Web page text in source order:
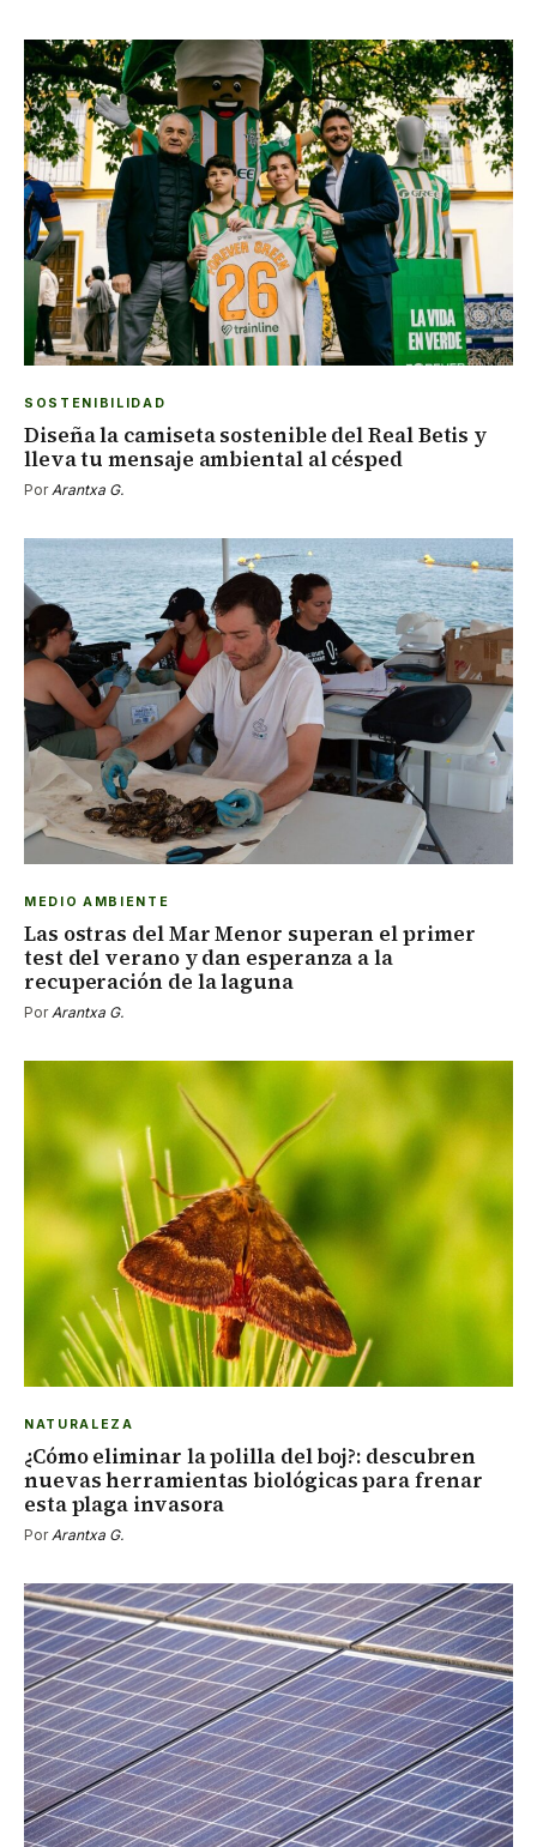
SOSTENIBILIDAD
Diseña la camiseta sostenible del Real Betis y
lleva tu mensaje ambiental al césped
PorArantxa G.
MEDIO AMBIENTE
Las ostras del Mar Menor superan el primer
test del verano y dan esperanza a la
recuperación de la laguna
PorArantxa G.
NATURALEZA
¿Cómo eliminar la polilla del boj?: descubren
nuevas herramientas biológicas para frenar
esta plaga invasora
PorArantxa G.